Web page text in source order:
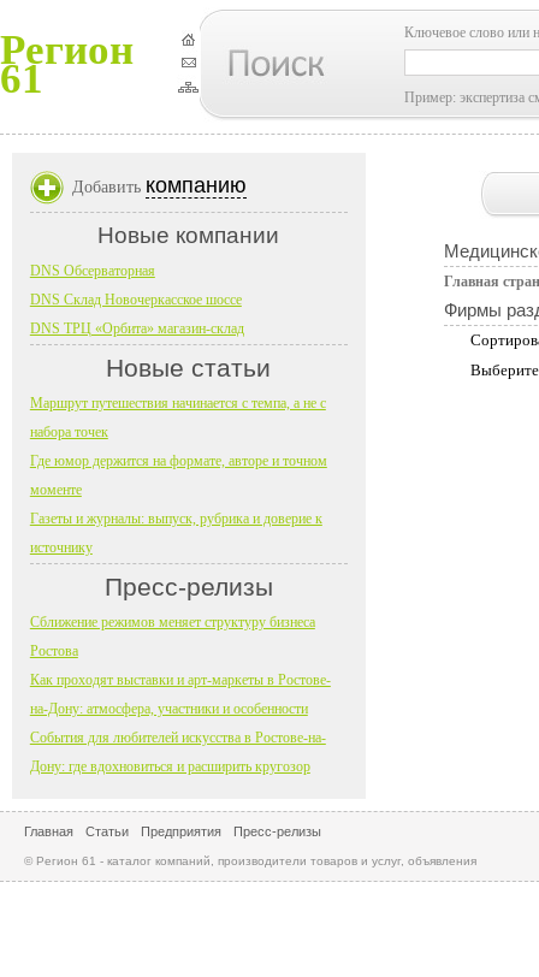
Регион
61
Ключевое слово или
Пример: экспертиза
Главная
Фирмы
Добавить компанию
Новые компании
DNS Обсерваторная
DNS Склад Новочеркасское шоссе
DNS ТРЦ «Орбита» магазин-склад
Новые статьи
Маршрут путешествия начинается с темпа, а не с
набора точек
Где юмор держится на формате, авторе и точном
моменте
Газеты и журналы: выпуск, рубрика и доверие к
источнику
Пресс-релизы
Сближение режимов меняет структуру бизнеса
Ростова
Как проходят выставки и арт-маркеты в Ростове-
на-Дону: атмосфера, участники и особенности
События для любителей искусства в Ростове-на-
Дону: где вдохновиться и расширить кругозор
Главная Статьи Предприятия Пресс-релизы
© Регион 61 - каталог компаний, производители товаров и услуг, объявления